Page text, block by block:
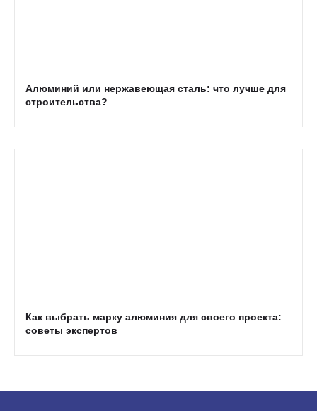
Алюминий или нержавеющая сталь: что лучше для
строительства?
Как выбрать марку алюминия для своего проекта:
советы экспертов